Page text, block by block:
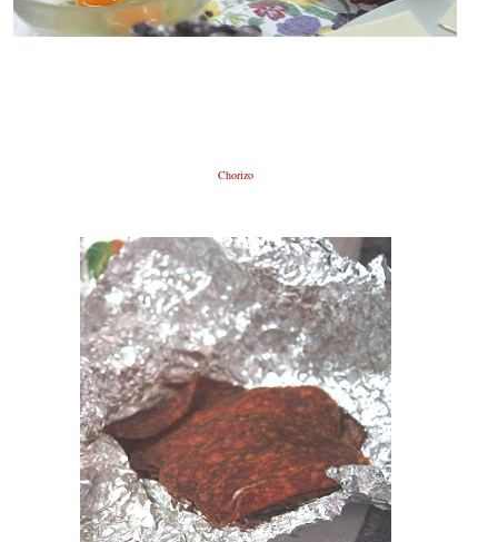
Chorizo